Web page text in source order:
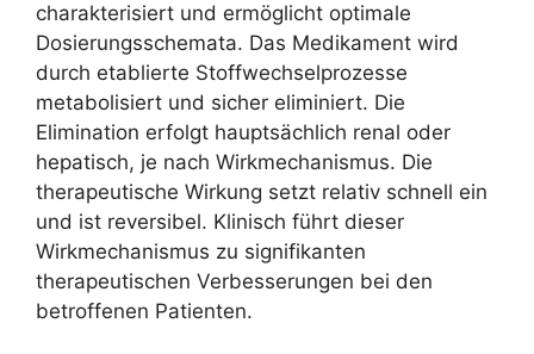
charakterisiert und ermöglicht optimale
Dosierungsschemata. Das Medikament wird
durch etablierte Stoffwechselprozesse
metabolisiert und sicher eliminiert. Die
Elimination erfolgt hauptsächlich renal oder
hepatisch, je nach Wirkmechanismus. Die
therapeutische Wirkung setzt relativ schnell ein
und ist reversibel. Klinisch führt dieser
Wirkmechanismus zu signifikanten
therapeutischen Verbesserungen bei den
betroffenen Patienten.